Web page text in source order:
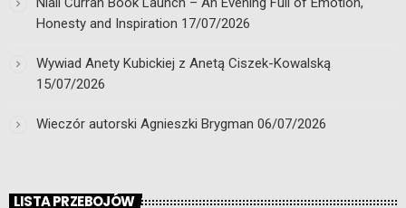
Honesty and Inspiration 17/07/2026
Wywiad Anety Kubickiej z Anetą Ciszek-Kowalską
15/07/2026
Wieczór autorski Agnieszki Brygman 06/07/2026
LISTA PRZEBOJÓW